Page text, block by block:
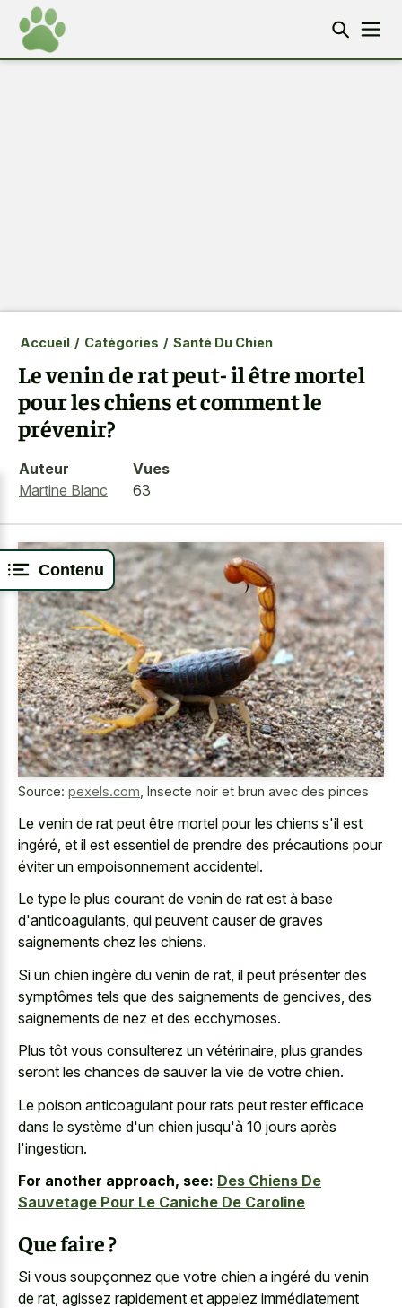
Contenu
Accueil / Catégories / Santé Du Chien
Le venin de rat peut- il être mortel
pour les chiens et comment le
prévenir?
Auteur
Martine Blanc
Vues
63
Source: pexels.com Insecte noir et brun avec des pinces
Le venin de rat peut être mortel pour les chiens s'il est
ingéré, et il est essentiel de prendre des précautions pour
éviter un empoisonnement accidentel.
Le type le plus courant de venin de rat est à base
d'anticoagulants, qui peuvent causer de graves
saignements chez les chiens.
Si un chien ingère du venin de rat, il peut présenter des
symptômes tels que des saignements de gencives, des
saignements de nez et des ecchymoses.
Plus tôt vous consulterez un vétérinaire, plus grandes
seront les chances de sauver la vie de votre chien.
Le poison anticoagulant pour rats peut rester efficace
dans le système d'un chien jusqu'à 10 jours après
l'ingestion.
For another approach, see: Des Chiens De
Sauvetage Pour Le Caniche De Caroline
Que faire ?
Si vous soupçonnez que votre chien a ingéré du venin
de rat, agissez rapidement et appelez immédiatement